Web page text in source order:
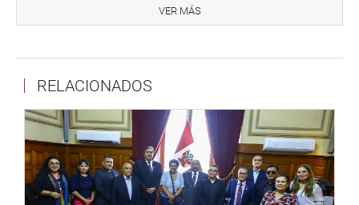
reproducir un comunicado del Colegio de Ingenieros del
Perú, que sugería el rechazo de la norma, debido a que
universitaria.
Por su parte, el legislador Edward Málaga Trillo (No
Agrupado) mostró su apoyo a la propuesta y resaltó la
importancia de reforzar las instituciones que realizan
investigación en el país, para obtener datos reales que
ayuden en la toma de decisiones, como la práctica de
VER MÁS
RELACIONADOS